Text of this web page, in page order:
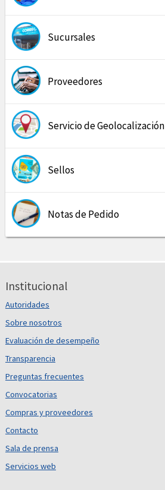
Sucursales
Proveedores
Servicio de Geolocalización
Sellos
Notas de Pedido
Institucional
Autoridades
Sobre nosotros
Evaluación de desempeño
Transparencia
Preguntas frecuentes
Convocatorias
Compras y proveedores
Contacto
Sala de prensa
Servicios web